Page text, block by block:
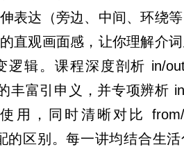
表达（旁边、中间、环绕
直观画面感，让你理解介
逻辑。课程深度剖析 in/
丰富引申义，并专项辨析
用，同时清晰对比 from/
的区别。每一讲均结合生